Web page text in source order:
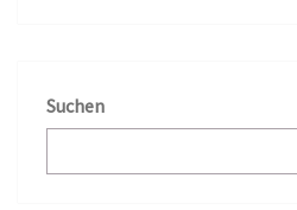
Suchen